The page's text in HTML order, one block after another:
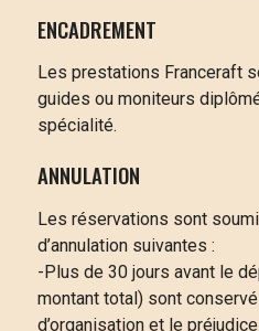
ENCADREMENT
Les prestations Franceraft
guides ou moniteurs
spécialité.
ANNULATION
Les réservations sont
d’annulation suivantes :
-Plus de 30 jours avant le
montant total) sont
d’organisation et le